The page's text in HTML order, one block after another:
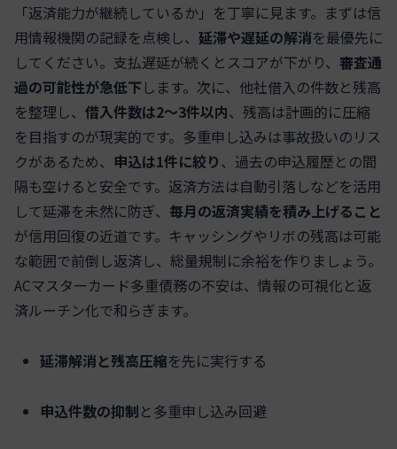
「返済能力が継続しているか」を丁寧に見ます。まずは信
用情報機関の記録を点検し、 延滞や遅延の解消を最優先に
してください。支払遅延が続くとスコアが下がり、 審査通
過の可能性が急低下します。次に、他社借入の件数と残高
を整理し、 借入件数は2〜3件以内、残高は計画的に圧縮
を目指すのが現実的です。多重申し込みは事故扱いのリス
クがあるため、 申込は1件に絞り、過去の申込履歴との間
隔も空けると安全です。返済方法は自動引落しなどを活用
して延滞を未然に防ぎ、 毎月の返済実績を積み上げること
が信用回復の近道です。キャッシングやリボの残高は可能
な範囲で前倒し返済し、総量規制に余裕を作りましょう。
ACマスターカード多重債務の不安は、情報の可視化と返
済ルーチン化で和らぎます。
延滞解消と残高圧縮を先に実行する
申込件数の抑制と多重申し込み回避